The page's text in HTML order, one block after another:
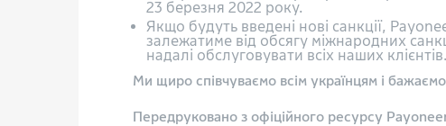
23 березня 2022 року.
Якщо будуть введені нові санкції,
залежатиме від обсягу міжнародних
надалі обслуговувати всіх наших клієнтів.
Ми щиро співчуваємо всім українцям і
Передруковано з офіційного ресурсу